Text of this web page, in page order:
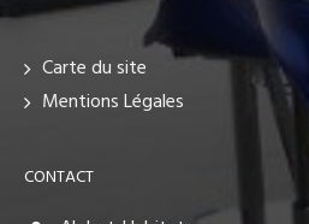
Carte du site
Mentions Légales
CONTACT